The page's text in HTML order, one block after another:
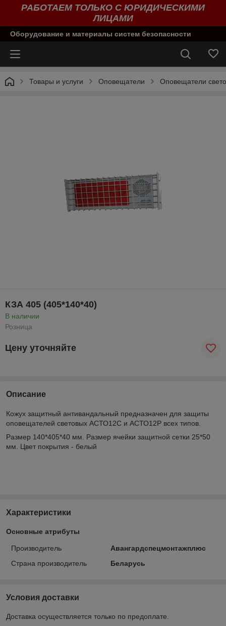
РАБОТАЕМ ТОЛЬКО С ЮРИДИЧЕСКИМИ
ЛИЦАМИ
Оборудование и материалы систем безопасности
Товары и услуги Оповещатели Оповещатели
КЗА 405 (405*140*40)
В наличии
Розница
Цену уточняйте
Описание
Кожух защитный антивандальный предназначен для защиты
оповещателей световых АСТО12C и АСТО12Р всех типов.
Размер 140*405*40 мм. Размер ячейки защитной сетки 25*50
мм. Цвет покрытия - белый
Характеристики
Основные атрибуты
Производитель
Авангардспецмонтажплюс
Страна производитель
Беларусь
Условия доставки
Доставка осуществляется только по предоплате.